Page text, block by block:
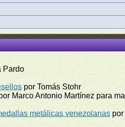
Pardo
por Tomás Stohr
Marco Antonio Martínez para
metálicas venezolanas